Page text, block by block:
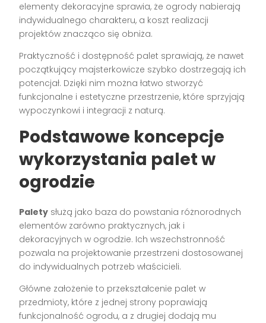
elementy dekoracyjne sprawia, że ogrody nabierają
indywidualnego charakteru, a koszt realizacji
projektów znacząco się obniża.
Praktyczność i dostępność palet sprawiają, że nawet
początkujący majsterkowicze szybko dostrzegają ich
potencjał. Dzięki nim można łatwo stworzyć
funkcjonalne i estetyczne przestrzenie, które sprzyjają
wypoczynkowi i integracji z naturą.
Podstawowe koncepcje
wykorzystania palet w
ogrodzie
Palety służą jako baza do powstania różnorodnych
elementów zarówno praktycznych, jak i
dekoracyjnych w ogrodzie. Ich wszechstronność
pozwala na projektowanie przestrzeni dostosowanej
do indywidualnych potrzeb właścicieli.
Główne założenie to przekształcenie palet w
przedmioty, które z jednej strony poprawiają
funkcjonalność ogrodu, a z drugiej dodają mu